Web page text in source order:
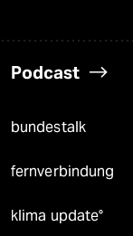
Podcast
bundestalk
fernverbindung
klima update°